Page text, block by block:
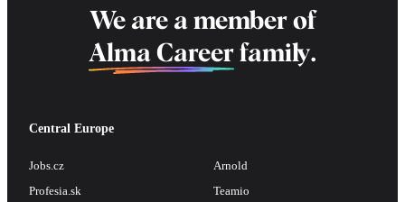
We are a member of
Alma Career family.
Central Europe
Jobs.cz
Profesia.sk
Arnold
Teamio